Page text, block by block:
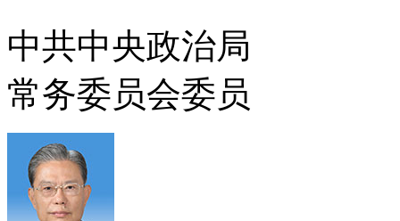
中共中央政治局
常务委员会委员